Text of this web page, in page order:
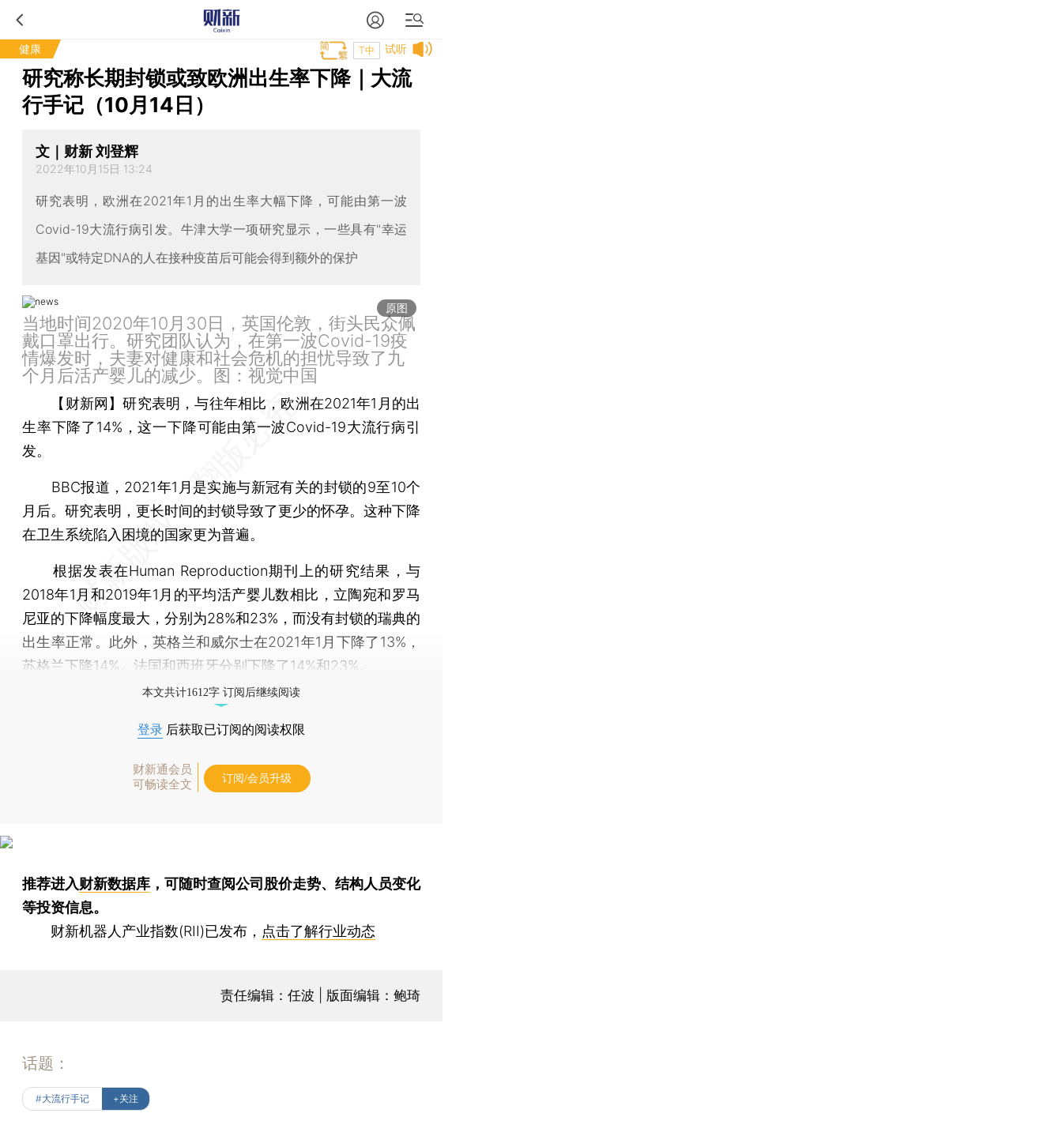
健康 试听
T中
研究称长期封锁或致欧洲出生率下降｜大流
行手记（10月14日）
文｜财新 刘登辉
2022年10月15日 13:24
研究表明，欧洲在2021年1月的出生率大幅下降，可能由第一波
Covid-19大流行病引发。牛津大学一项研究显示，一些具有"幸运
基因"或特定DNA的人在接种疫苗后可能会得到额外的保护
原图
当地时间2020年10月30日，英国伦敦，街头民众佩
戴口罩出行。研究团队认为，在第一波Covid-19疫
情爆发时，夫妻对健康和社会危机的担忧导致了九
个月后活产婴儿的减少。图：视觉中国
【财新网】研究表明，与往年相比，欧洲在2021年1月的出
生率下降了14%，这一下降可能由第一波Covid-19大流行病引
发。
BBC报道，2021年1月是实施与新冠有关的封锁的9至10个
月后。研究表明，更长时间的封锁导致了更少的怀孕。这种下降
在卫生系统陷入困境的国家更为普遍。
根据发表在Human Reproduction期刊上的研究结果，与
2018年1月和2019年1月的平均活产婴儿数相比，立陶宛和罗马
尼亚的下降幅度最大，分别为28%和23%，而没有封锁的瑞典的
出生率正常。此外，英格兰和威尔士在2021年1月下降了13%，
苏格兰下降14%。法国和西班牙分别下降了14%和23%。
本文共计1612字 订阅后继续阅读
登录 后获取已订阅的阅读权限
财新通会员
可畅读全文
订阅/会员升级
推荐进入财新数据库 ，可随时查阅公司股价走势、结构人员变化
等投资信息。
财新机器人产业指数(RII)已发布， 点击了解行业动态
责任编辑：任波 | 版面编辑：鲍琦
话题：
#大流行手记 +关注